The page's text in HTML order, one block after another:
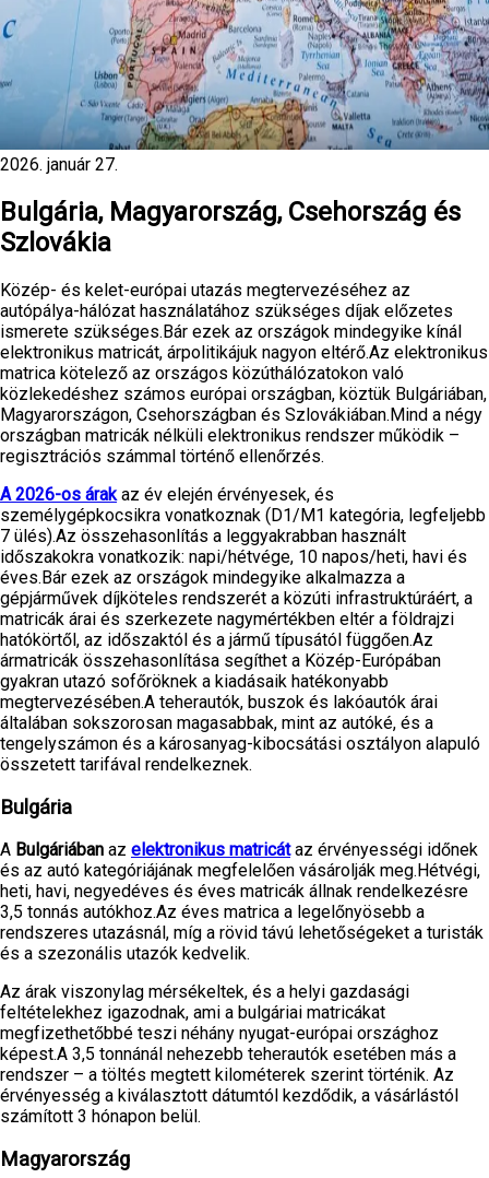
2026. január 27.
Bulgária, Magyarország, Csehország és
Szlovákia
Közép- és kelet-európai utazás megtervezéséhez az
autópálya-hálózat használatához szükséges díjak előzetes
ismerete szükséges.Bár ezek az országok mindegyike kínál
elektronikus matricát, árpolitikájuk nagyon eltérő.Az elektronikus
matrica kötelező az országos közúthálózatokon való
közlekedéshez számos európai országban, köztük Bulgáriában,
Magyarországon, Csehországban és Szlovákiában.Mind a négy
országban matricák nélküli elektronikus rendszer működik –
regisztrációs számmal történő ellenőrzés.
A 2026-os árakaz év elején érvényesek, és
személygépkocsikra vonatkoznak (D1/M1 kategória, legfeljebb
7 ülés).Az összehasonlítás a leggyakrabban használt
időszakokra vonatkozik: napi/hétvége, 10 napos/heti, havi és
éves.Bár ezek az országok mindegyike alkalmazza a
gépjárművek díjköteles rendszerét a közúti infrastruktúráért, a
matricák árai és szerkezete nagymértékben eltér a földrajzi
hatókörtől, az időszaktól és a jármű típusától függően.Az
ármatricák összehasonlítása segíthet a Közép-Európában
gyakran utazó sofőröknek a kiadásaik hatékonyabb
megtervezésében.A teherautók, buszok és lakóautók árai
általában sokszorosan magasabbak, mint az autóké, és a
tengelyszámon és a károsanyag-kibocsátási osztályon alapuló
összetett tarifával rendelkeznek.
Bulgária
A Bulgáriában az elektronikus matricátaz érvényességi időnek
és az autó kategóriájának megfelelően vásárolják meg.Hétvégi,
heti, havi, negyedéves és éves matricák állnak rendelkezésre
3,5 tonnás autókhoz.Az éves matrica a legelőnyösebb a
rendszeres utazásnál, míg a rövid távú lehetőségeket a turisták
és a szezonális utazók kedvelik.
Az árak viszonylag mérsékeltek, és a helyi gazdasági
feltételekhez igazodnak, ami a bulgáriai matricákat
megfizethetőbbé teszi néhány nyugat-európai országhoz
képest.A 3,5 tonnánál nehezebb teherautók esetében más a
rendszer – a töltés megtett kilométerek szerint történik. Az
érvényesség a kiválasztott dátumtól kezdődik, a vásárlástól
számított 3 hónapon belül.
Magyarország